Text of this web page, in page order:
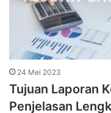
24 Mei 2023
Tujuan Laporan
Penjelasan